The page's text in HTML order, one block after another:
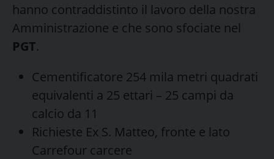
hanno contraddistinto il lavoro della nostra
Amministrazione e che sono sfociate nel
PGT.
Cementificatore 254 mila metri quadrati
equivalenti a 25 ettari – 25 campi da
calcio da 11
Richieste Ex S. Matteo, fronte e lato
Carrefour carcere